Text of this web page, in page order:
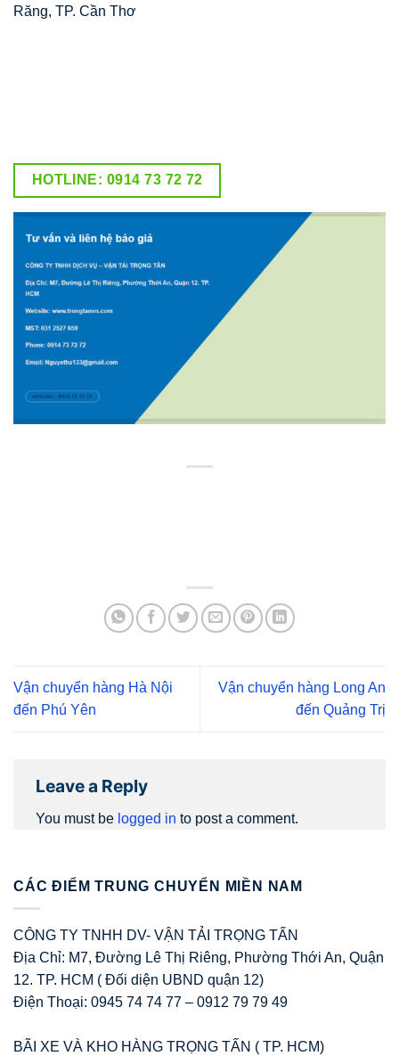
Răng, TP. Cần Thơ
HOTLINE: 0914 73 72 72
Vận chuyển hàng Hà Nội
đến Phú Yên
Vận chuyển hàng Long An
đến Quảng Trị
Leave a Reply
You must be logged in to post a comment.
CÁC ĐIỂM TRUNG CHUYỂN MIỀN NAM
CÔNG TY TNHH DV- VẬN TẢI TRỌNG TẤN
Địa Chỉ: M7, Đường Lê Thị Riêng, Phường Thới An, Quận
12. TP. HCM ( Đối diện UBND quận 12)
Điện Thoại: 0945 74 74 77 – 0912 79 79 49
BÃI XE VÀ KHO HÀNG TRỌNG TẤN ( TP. HCM)